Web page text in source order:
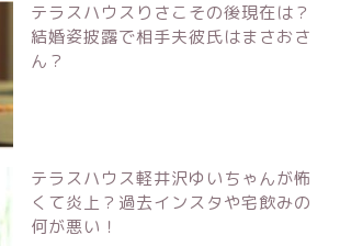
テラスハウスりさこその後現在は？
結婚姿披露で相手夫彼氏はまさおさ
ん？
テラスハウス軽井沢ゆいちゃんが怖
くて炎上？過去インスタや宅飲みの
何が悪い！